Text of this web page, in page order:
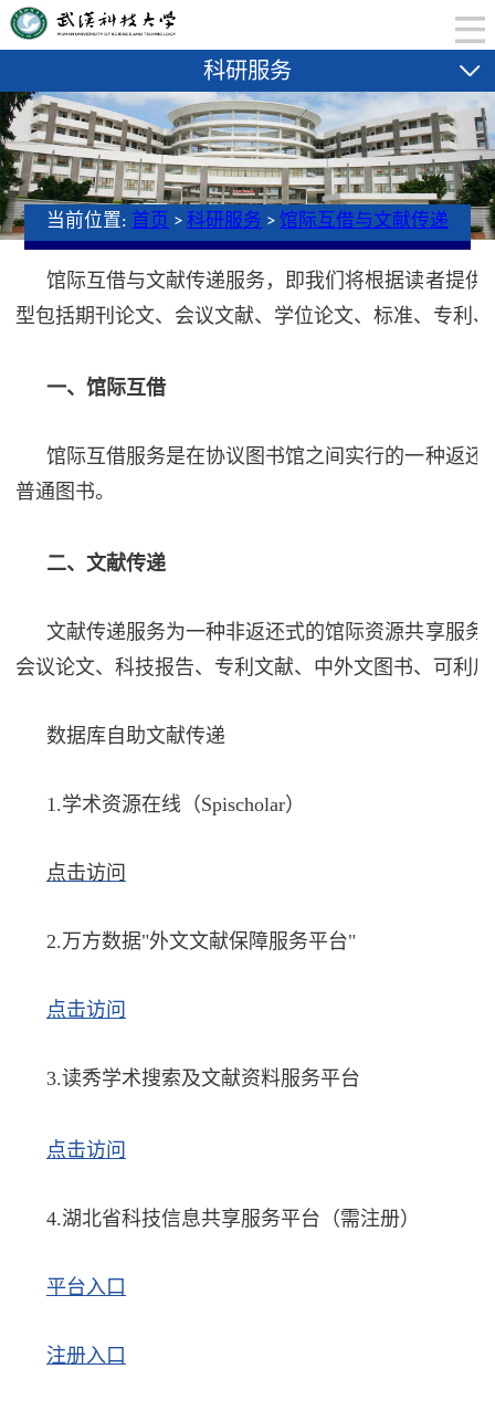
科研服务
当前位置: 首页 > 科研服务 > 馆际互借与文献传递
馆际互借与文献传递服务，即我们将根据读者提
型包括期刊论文、会议文献、学位论文、标准、专利
一、馆际互借
馆际互借服务是在协议图书馆之间实行的一种返
普通图书。
二、文献传递
文献传递服务为一种非返还式的馆际资源共享服
会议论文、科技报告、专利文献、中外文图书、可利
数据库自助文献传递
1.学术资源在线（Spischolar）
点击访问
2.万方数据"外文文献保障服务平台"
点击访问
3.读秀学术搜索及文献资料服务平台
点击访问
4.湖北省科技信息共享服务平台（需注册）
平台入口
注册入口